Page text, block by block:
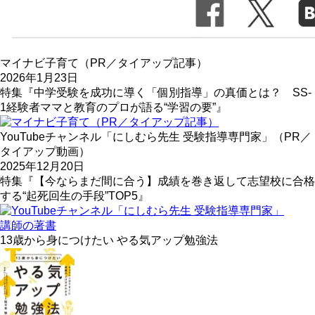
マイナビ子育て（PR／タイアップ記事）
2026年1月23日
特集『中学受験を成功に導く「個別指導」の真価とは？ SS-
1経験者ママと教育のプロが語る“学習の要”』
YouTubeチャンネル「にしむら先生 受験指導専門家」（PR／
タイアップ動画）
2025年12月20日
特集『【今ならまだ間に合う】成績を巻き返して志望校に合格
する“起死回生の手段”TOP5』
講師の著書
13歳から身につけたい やる気アップ勉強法